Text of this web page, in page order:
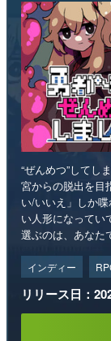
“ぜんめつ”してし
宮からの脱出を目
い/いいえ」しか
い人形になってい
選ぶのは、あなた
インディー
リリース日：